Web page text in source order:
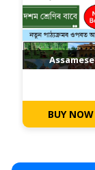
Assamese
BUY NOW